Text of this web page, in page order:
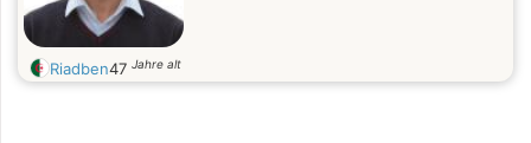
Riadben47 Jahre alt